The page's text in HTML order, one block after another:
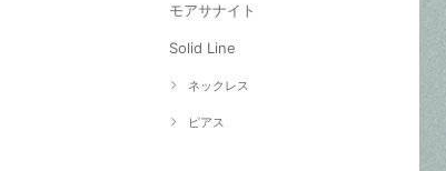
モアサナイト
Solid Line
ネックレス
ピアス